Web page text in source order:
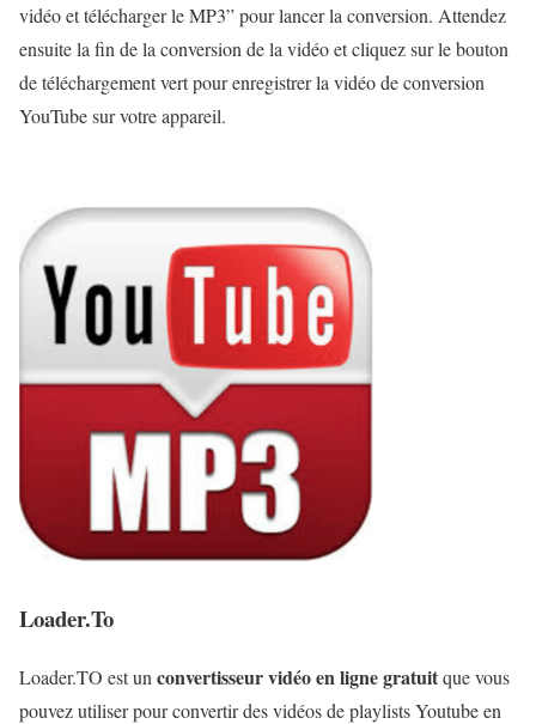
vidéo et télécharger le MP3” pour lancer la conversion. Attendez
ensuite la fin de la conversion de la vidéo et cliquez sur le bouton
de téléchargement vert pour enregistrer la vidéo de conversion
YouTube sur votre appareil.
Loader.To
Loader.TO est un convertisseur vidéo en ligne gratuitque vous
pouvez utiliser pour convertir des vidéos de playlists Youtube en